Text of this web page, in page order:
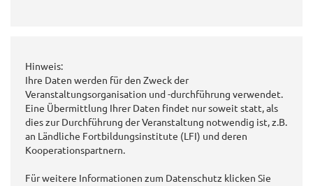
Hinweis:
Ihre Daten werden für den Zweck der
Veranstaltungsorganisation und -durchführung verwendet.
Eine Übermittlung Ihrer Daten findet nur soweit statt, als
dies zur Durchführung der Veranstaltung notwendig ist, z.B.
an Ländliche Fortbildungsinstitute (LFI) und deren
Kooperationspartnern.
Für weitere Informationen zum Datenschutz klicken Sie